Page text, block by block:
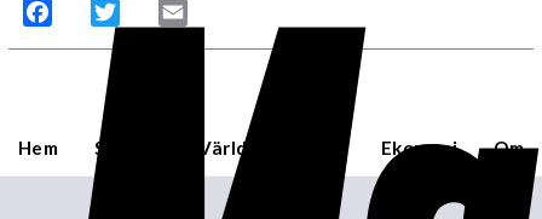
Facebook Twitter
Hem Sverige Världen Ekonomi Om